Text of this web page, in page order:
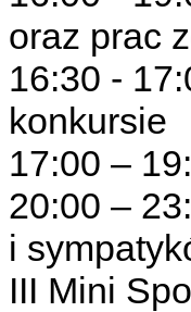
oraz prac
16:30 -
konkursie
17:00 –
20:00 –
i
III Mini